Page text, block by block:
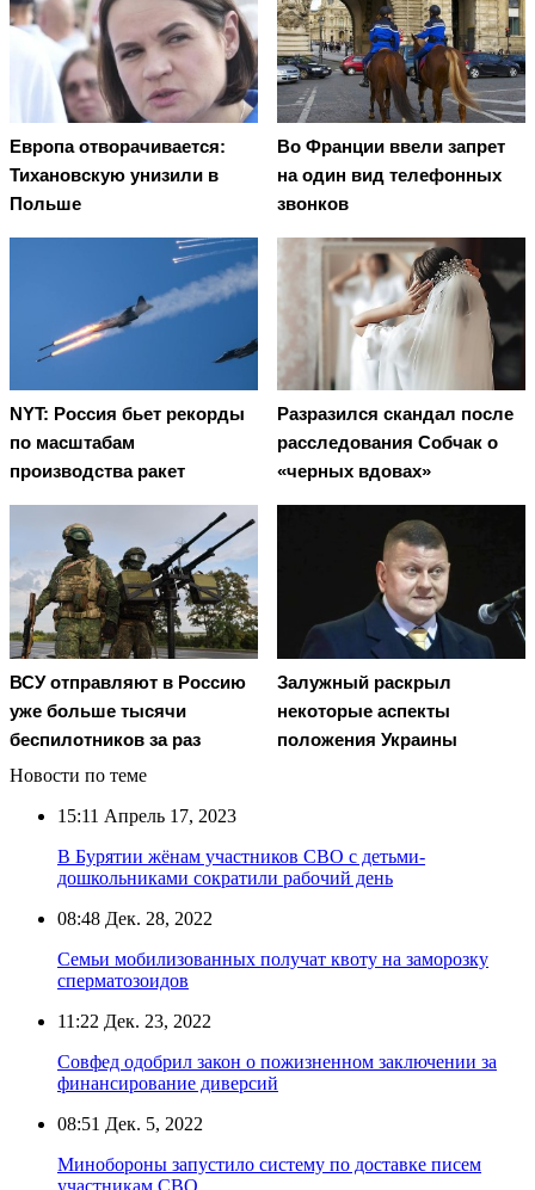
Европа отворачивается:
Тихановскую унизили в
Польше
Во Франции ввели запрет
на один вид телефонных
звонков
NYT: Россия бьет рекорды
по масштабам
производства ракет
Разразился скандал после
расследования Собчак о
«черных вдовах»
ВСУ отправляют в Россию
уже больше тысячи
беспилотников за раз
Залужный раскрыл
некоторые аспекты
положения Украины
Новости по теме
15:11 Апрель 17, 2023
В Бурятии жёнам участников СВО с детьми-
дошкольниками сократили рабочий день
08:48 Дек. 28, 2022
Семьи мобилизованных получат квоту на заморозку
сперматозоидов
11:22 Дек. 23, 2022
Совфед одобрил закон о пожизненном заключении за
финансирование диверсий
08:51 Дек. 5, 2022
Минобороны запустило систему по доставке писем
участникам СВО